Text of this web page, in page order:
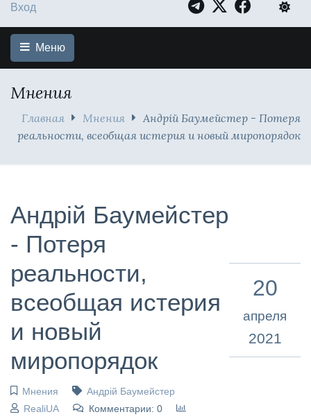
Вход
Меню
Мнения
Главная Мнения
Андрій Баумейстер - Потеря
реальности, всеобщая истерия и новый миропорядок
Андрій Баумейстер
- Потеря
реальности,
всеобщая истерия
и новый
миропорядок
Мнения
Андрій Баумейстер
RealiUA
Комментарии: 0
20
апреля
2021